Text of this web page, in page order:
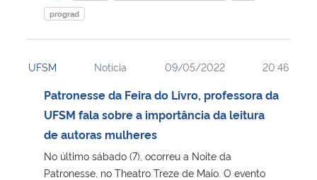
prograd
UFSM Notícia 09/05/2022 20:46
Patronesse da Feira do Livro, professora da
UFSM fala sobre a importância da leitura
de autoras mulheres
No último sábado (7), ocorreu a Noite da
Patronesse, no Theatro Treze de Maio. O evento